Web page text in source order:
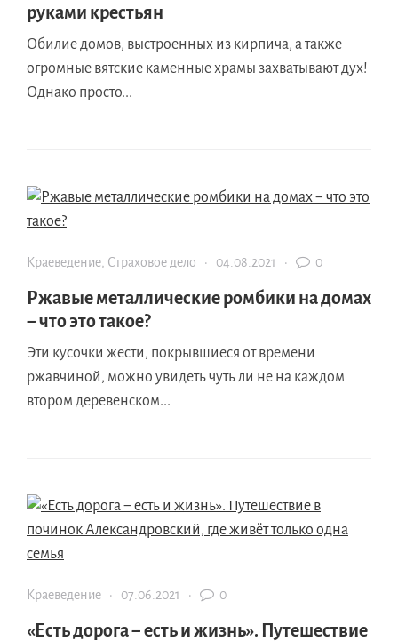
руками крестьян
Обилие домов, выстроенных из кирпича, а также
огромные вятские каменные храмы захватывают дух!
Однако просто...
Краеведение Страховое дело · 04.08.2021 · 0
Ржавые металлические ромбики на домах
− что это такое?
Эти кусочки жести, покрывшиеся от времени
ржавчиной, можно увидеть чуть ли не на каждом
втором деревенском...
Краеведение · 07.06.2021 · 0
«Есть дорога − есть и жизнь». Путешествие